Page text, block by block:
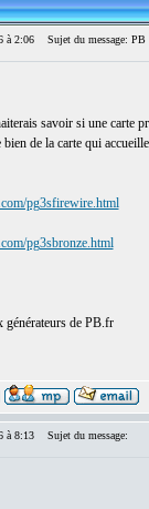
à 2:06 Sujet du message: PB
savoir si une carte
de la carte qui
pg3sfirewire.html
pg3sbronze.html
générateurs de PB.fr
à 8:13 Sujet du message: